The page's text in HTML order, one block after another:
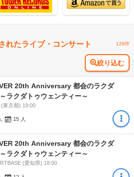
れたライブ・コンサート 129件
絞り込む
20th Anniversary 都会のラクダ
ラクダトゥウェンティー～
東京都) 19:00
15 人
20th Anniversary 都会のラクダ
ラクダトゥウェンティー～
(愛知県) 18:00